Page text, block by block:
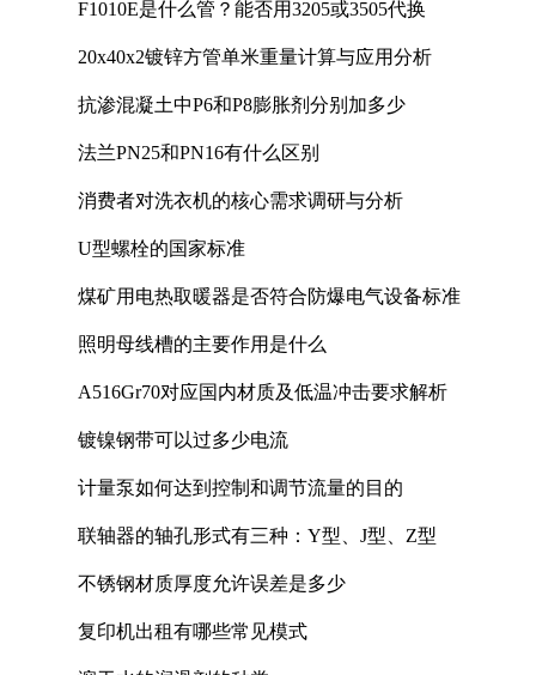
F1010E是什么管？能否用3205或3505代换
20x40x2镀锌方管单米重量计算与应用分析
抗渗混凝土中P6和P8膨胀剂分别加多少
法兰PN25和PN16有什么区别
消费者对洗衣机的核心需求调研与分析
U型螺栓的国家标准
煤矿用电热取暖器是否符合防爆电气设备标准
照明母线槽的主要作用是什么
A516Gr70对应国内材质及低温冲击要求解析
镀镍钢带可以过多少电流
计量泵如何达到控制和调节流量的目的
联轴器的轴孔形式有三种：Y型、J型、Z型
不锈钢材质厚度允许误差是多少
复印机出租有哪些常见模式